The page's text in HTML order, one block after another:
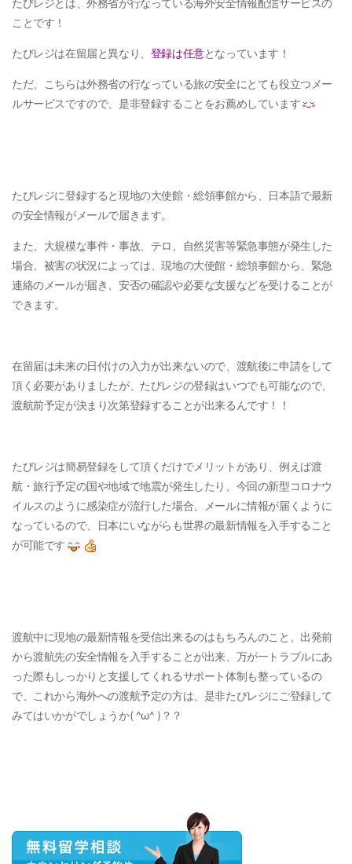
ことです！
たびレジは在留届と異なり、 登録は任意となっています！
ただ、こちらは外務省の行なっている旅の安全にとても役立つメー
ルサービスですので、是非登録することをお薦めしています
たびレジに登録すると現地の大使館・総領事館から、日本語で最新
の安全情報がメールで届きます。
また、大規模な事件・事故、テロ、自然災害等緊急事態が発生した
場合、被害の状況によっては、現地の大使館・総領事館から、緊急
連絡のメールが届き、安否の確認や必要な支援などを受けることが
できます。
在留届は未来の日付けの入力が出来ないので、渡航後に申請をして
頂く必要がありましたが、たびレジの登録はいつでも可能なので、
渡航前予定が決まり次第登録することが出来るんです！！
たびレジは簡易登録をして頂くだけでメリットがあり、例えば渡
航・旅行予定の国や地域で地震が発生したり、今回の新型コロナウ
イルスのように感染症が流行した場合、メールに情報が届くように
なっているので、日本にいながらも世界の最新情報を入手すること
が可能です
渡航中に現地の最新情報を受信出来るのはもちろんのこと、出発前
から渡航先の安全情報を入手することが出来、万が一トラブルにあ
った際もしっかりと支援してくれるサポート体制も整っているの
で、これから海外への渡航予定の方は、是非たびレジにご登録して
みてはいかがでしょうか( ^ω^ )？？